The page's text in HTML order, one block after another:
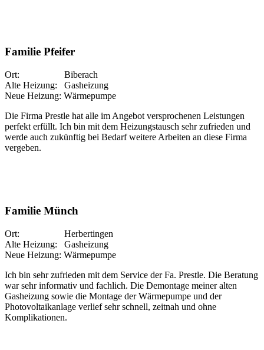
Familie Pfeifer
Ort: Biberach
Alte Heizung: Gasheizung
Neue Heizung: Wärmepumpe
Die Firma Prestle hat alle im Angebot versprochenen Leistungen
perfekt erfüllt. Ich bin mit dem Heizungstausch sehr zufrieden und
werde auch zukünftig bei Bedarf weitere Arbeiten an diese Firma
vergeben.
Familie Münch
Ort: Herbertingen
Alte Heizung: Gasheizung
Neue Heizung: Wärmepumpe
Ich bin sehr zufrieden mit dem Service der Fa. Prestle. Die Beratung
war sehr informativ und fachlich. Die Demontage meiner alten
Gasheizung sowie die Montage der Wärmepumpe und der
Photovoltaikanlage verlief sehr schnell, zeitnah und ohne
Komplikationen.